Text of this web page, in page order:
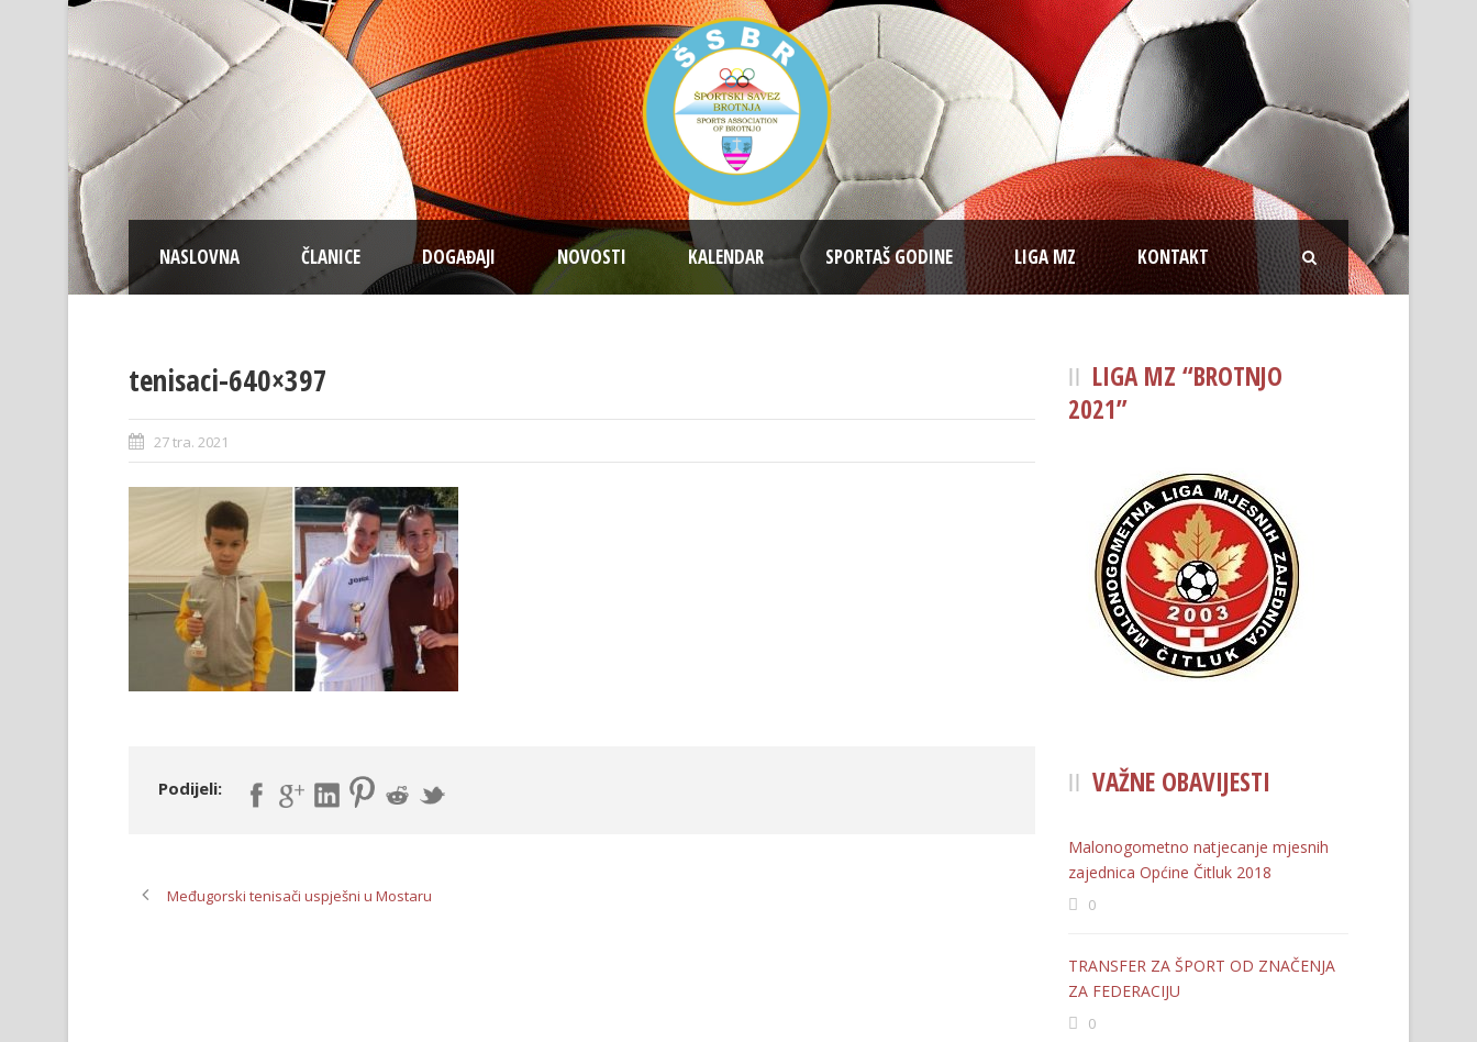
NASLOVNA ČLANICE DOGAĐAJI NOVOSTI KALENDAR SPORTAŠ GODINE LIGA MZ KONTAKT
tenisaci-640×397
27 tra. 2021
Podijeli:
Međugorski tenisači uspješni u Mostaru
LIGA MZ “BROTNJO
2021”
VAŽNE OBAVIJESTI
Malonogometno natjecanje mjesnih
zajednica Općine Čitluk 2018
0
TRANSFER ZA ŠPORT OD ZNAČENJA
ZA FEDERACIJU
0